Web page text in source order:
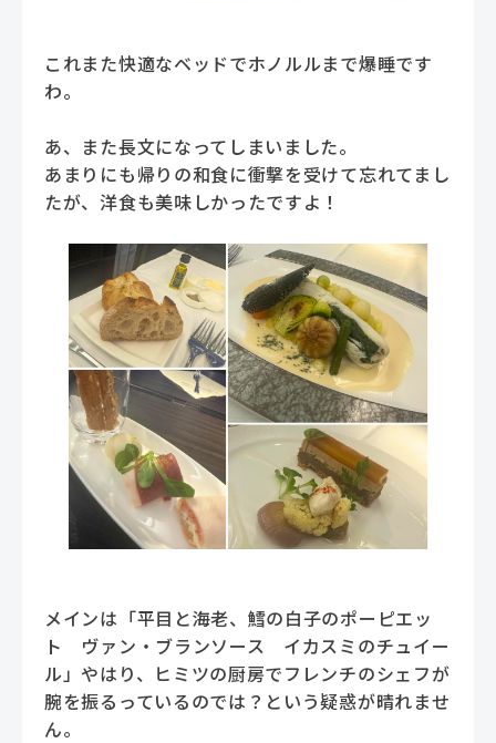
これまた快適なベッドでホノルルまで爆睡です
わ。
あ、また長文になってしまいました。
あまりにも帰りの和食に衝撃を受けて忘れてまし
たが、洋食も美味しかったですよ！
メインは「平目と海老、鱈の白子のポーピエッ
ト ヴァン・ブランソース イカスミのチュイー
ル」やはり、ヒミツの厨房でフレンチのシェフが
腕を振るっているのでは？という疑惑が晴れませ
ん。